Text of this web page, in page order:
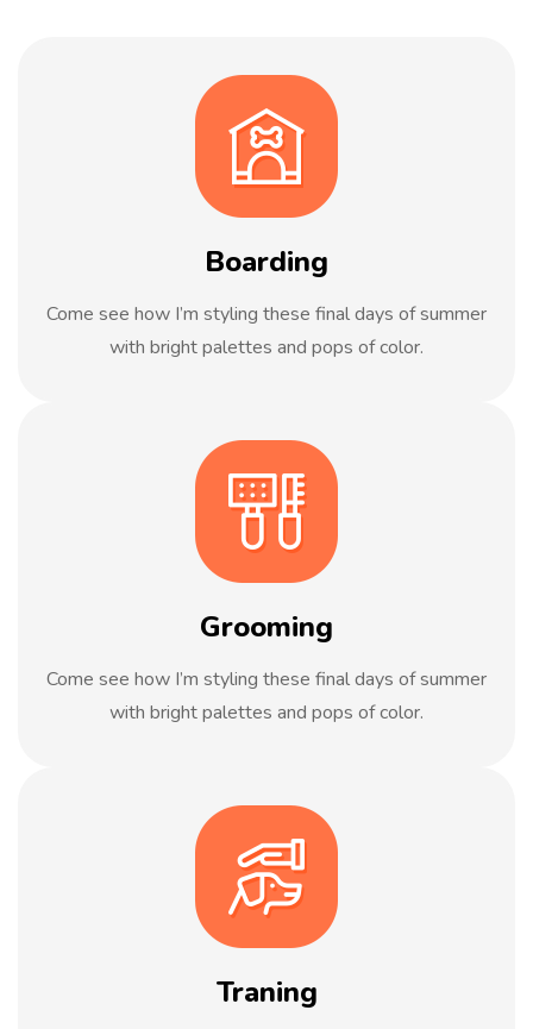
Boarding
Come see how I’m styling these final days of summer
with bright palettes and pops of color.
Grooming
Come see how I’m styling these final days of summer
with bright palettes and pops of color.
Traning